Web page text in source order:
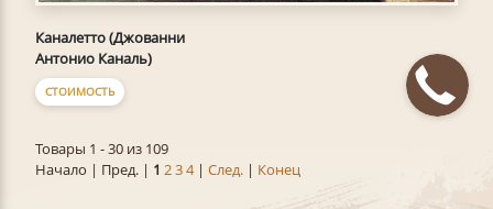
Каналетто (Джованни
Антонио Каналь)
СТОИМОСТЬ
Товары 1 - 30 из 109
Начало | Пред. | 1 234| След. | Конец